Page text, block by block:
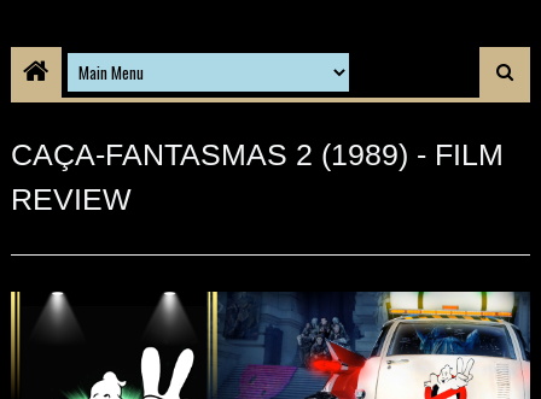
CAÇA-FANTASMAS 2 (1989) - FILM
REVIEW